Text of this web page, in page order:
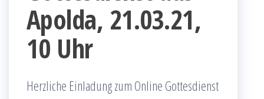
Apolda, 21.03.21,
10 Uhr
Herzliche Einladung zum Online Gottesdienst